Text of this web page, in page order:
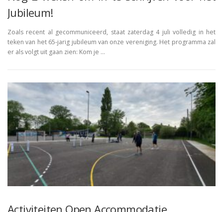
Jubileum!
Zoals recent al gecommuniceerd, staat zaterdag 4 juli volledig in het
teken van het 65-jarig jubileum van onze vereniging. Het programma zal
er als volgt uit gaan zien: Kom je …